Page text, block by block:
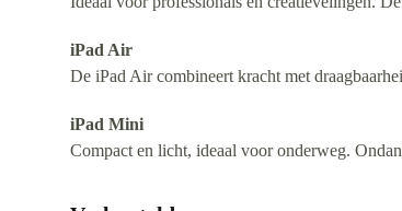
iPad Air
De iPad Air combineert kracht met
iPad Mini
Compact en licht, ideaal voor onderweg.